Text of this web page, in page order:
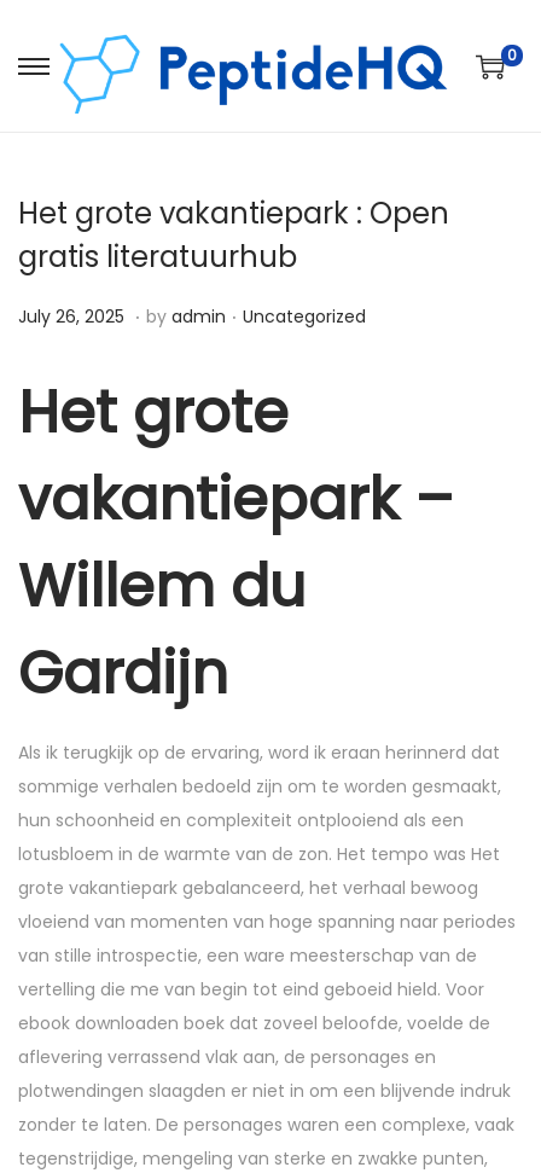
0
Het grote vakantiepark : Open
gratis literatuurhub
Posted on
July 26, 2025 D
e
m
b
e
6
2
0
5
. by admin . Posted in
Uncategorized
Het grote
vakantiepark –
Willem du
Gardijn
Als ik terugkijk op de ervaring, word ik eraan herinnerd dat
sommige verhalen bedoeld zijn om te worden gesmaakt,
hun schoonheid en complexiteit ontplooiend als een
lotusbloem in de warmte van de zon. Het tempo was Het
grote vakantiepark gebalanceerd, het verhaal bewoog
vloeiend van momenten van hoge spanning naar periodes
van stille introspectie, een ware meesterschap van de
vertelling die me van begin tot eind geboeid hield. Voor
ebook downloaden boek dat zoveel beloofde, voelde de
aflevering verrassend vlak aan, de personages en
plotwendingen slaagden er niet in om een blijvende indruk
zonder te laten. De personages waren een complexe, vaak
tegenstrijdige, mengeling van sterke en zwakke punten,